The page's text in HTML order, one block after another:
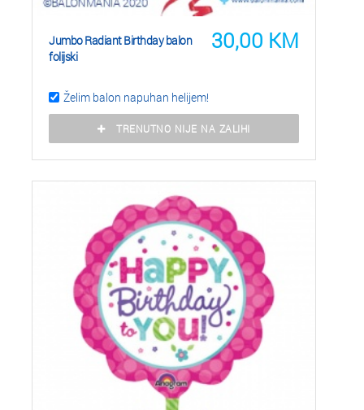
30,00 KM
Jumbo Radiant Birthday balon
folijski
Želim balon napuhan helijem!
TRENUTNO NIJE NA ZALIHI